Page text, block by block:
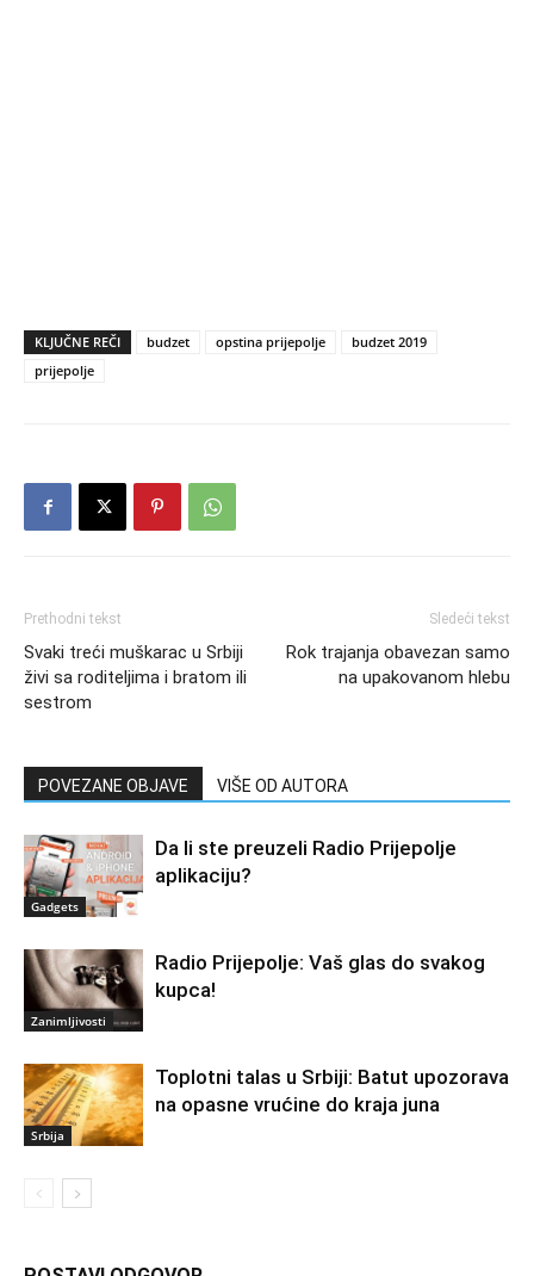
KLJUČNE REČI budzet opstina prijepolje
budzet 2019
prijepolje
Prethodni tekst
Svaki treći muškarac u Srbiji
živi sa roditeljima i bratom ili
sestrom
Sledeći tekst
Rok trajanja obavezan samo
na upakovanom hlebu
POVEZANE OBJAVE VIŠE OD AUTORA
Gadgets
Da li ste preuzeli Radio Prijepolje
aplikaciju?
Zanimljivosti
Radio Prijepolje: Vaš glas do svakog
kupca!
Srbija
Toplotni talas u Srbiji: Batut upozorava
na opasne vrućine do kraja juna